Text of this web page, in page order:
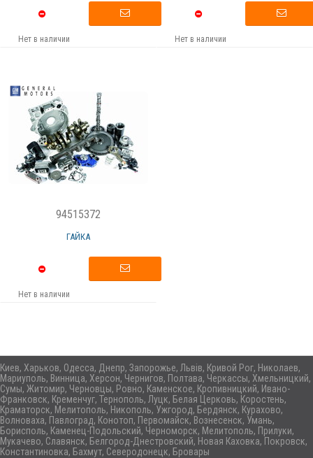
Нет в наличии Нет в наличии
94515372
ГАЙКА
Нет в наличии
Киев, Харьков, Одесса, Днепр, Запорожье, Львів, Кривой Рог, Николаев,
Мариуполь, Винница, Херсон, Чернигов, Полтава, Черкассы, Хмельницкий,
Сумы, Житомир, Черновцы, Ровно, Каменское, Кропивницкий, Ивано-
Франковск, Кременчуг, Тернополь, Луцк, Белая Церковь, Коростень,
Краматорск, Мелитополь, Никополь, Ужгород, Бердянск, Курахово,
Волноваха, Павлоград, Конотоп, Первомайск, Вознесенск, Умань,
Борисполь, Каменец-Подольский, Черноморск, Мелитополь, Прилуки,
Мукачево, Славянск, Белгород-Днестровский, Новая Каховка, Покровск,
Константиновка, Бахмут, Северодонецк, Бровары